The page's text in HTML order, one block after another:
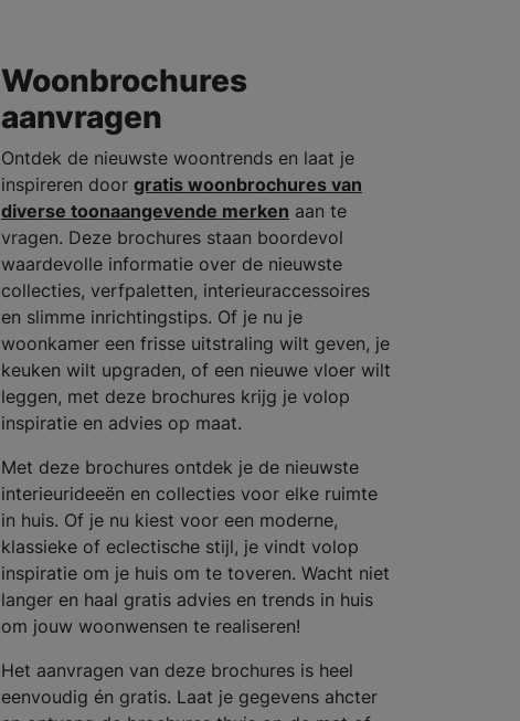
Woonbrochures
aanvragen
Ontdek de nieuwste woontrends en laat je
inspireren door gratis woonbrochures van
diverse toonaangevende merken aan te
vragen. Deze brochures staan boordevol
waardevolle informatie over de nieuwste
collecties, verfpaletten, interieuraccessoires
en slimme inrichtingstips. Of je nu je
woonkamer een frisse uitstraling wilt geven, je
keuken wilt upgraden, of een nieuwe vloer wilt
leggen, met deze brochures krijg je volop
inspiratie en advies op maat.
Met deze brochures ontdek je de nieuwste
interieurideeën en collecties voor elke ruimte
in huis. Of je nu kiest voor een moderne,
klassieke of eclectische stijl, je vindt volop
inspiratie om je huis om te toveren. Wacht niet
langer en haal gratis advies en trends in huis
om jouw woonwensen te realiseren!
Het aanvragen van deze brochures is heel
eenvoudig én gratis. Laat je gegevens ahcter